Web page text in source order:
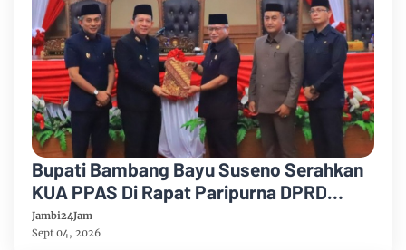
Bupati Bambang Bayu Suseno Serahkan
KUA PPAS Di Rapat Paripurna DPRD
Muarojambi
Jambi24Jam
Sept 04, 2026